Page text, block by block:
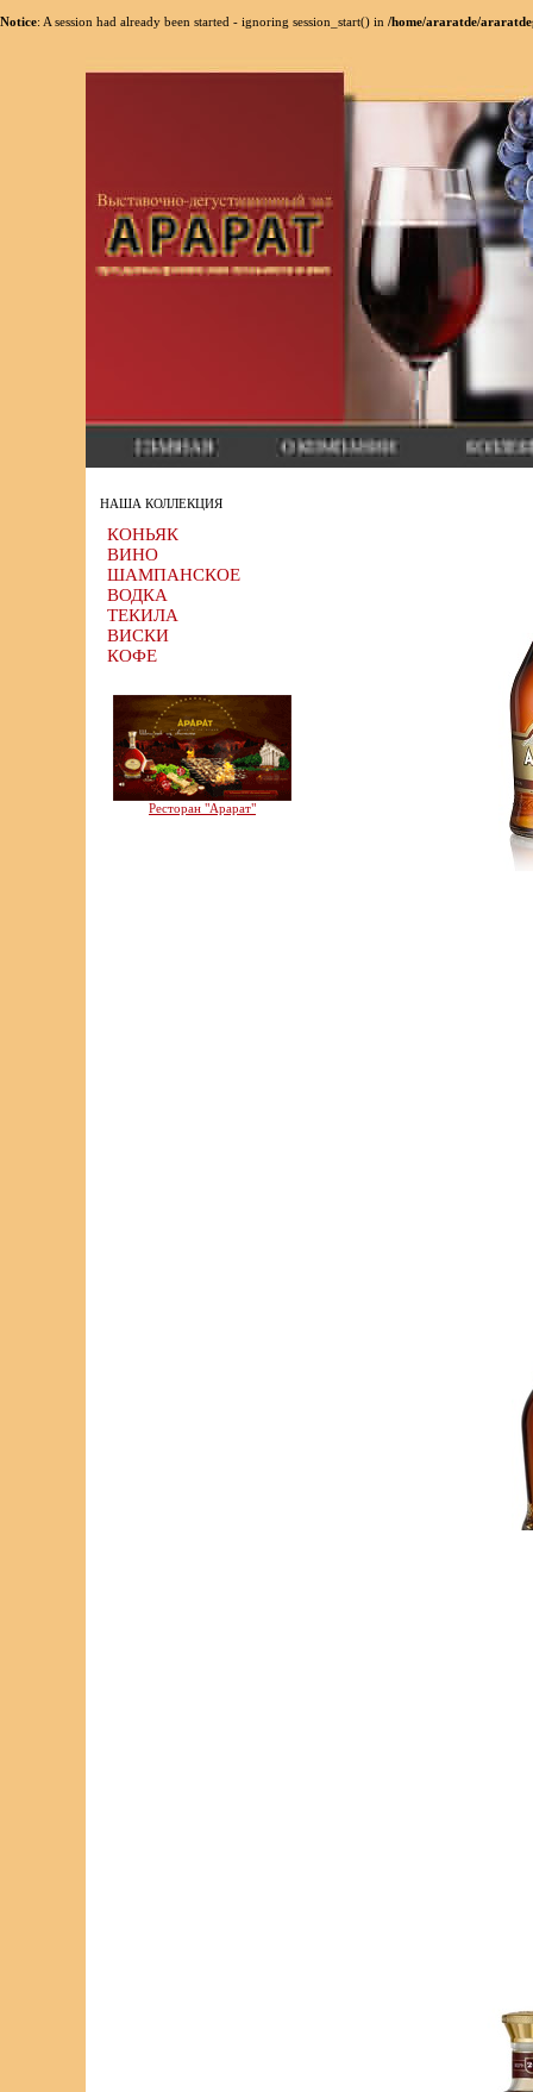
Notice: A session had already been started - ignoring session_start() in /home/araratde/
НАША КОЛЛЕКЦИЯ
КОНЬЯК
ВИНО
ШАМПАНСКОЕ
ВОДКА
ТЕКИЛА
ВИСКИ
КОФЕ
Ресторан "Арарат"